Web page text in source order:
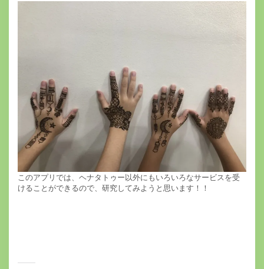
このアプリでは、ヘナタトゥー以外にもいろいろなサービスを受
けることができるので、研究してみようと思います！！